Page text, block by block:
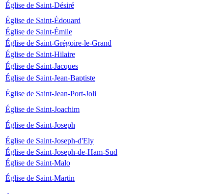
Église de Saint-Désiré
Église de Saint-Édouard
Église de Saint-Émile
Église de Saint-Grégoire-le-Grand
Église de Saint-Hilaire
Église de Saint-Jacques
Église de Saint-Jean-Baptiste
Église de Saint-Jean-Port-Joli
Église de Saint-Joachim
Église de Saint-Joseph
Église de Saint-Joseph-d'Ely
Église de Saint-Joseph-de-Ham-Sud
Église de Saint-Malo
Église de Saint-Martin